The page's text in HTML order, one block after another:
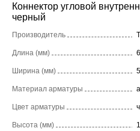
Коннектор угловой
черный
Производитель
Длина (мм)
Ширина (мм)
Материал арматуры
Цвет арматуры
Высота (мм)